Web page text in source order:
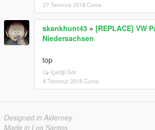
27 Temmuz 2018 Cuma
skankhunt43 » [REPLACE] VW
Niedersachsen
top
İçeriği Gör
6 Temmuz 2018 Cuma
Designed in Alderney
Made in Los Santos